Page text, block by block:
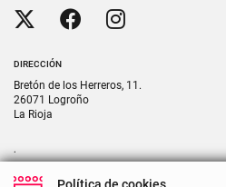
DIRECCIÓN
Bretón de los Herreros, 11.
26071 Logroño
La Rioja
.
CONTACTO